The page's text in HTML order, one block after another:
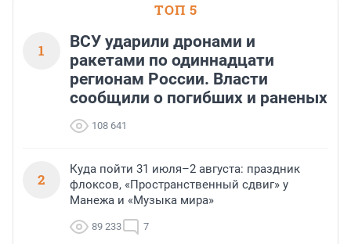
ТОП 5
1
ВСУ ударили дронами и
ракетами по одиннадцати
регионам России. Власти
сообщили о погибших и раненых
108 641
2
Куда пойти 31 июля–2 августа: праздник
флоксов, «Пространственный сдвиг» у
Манежа и «Музыка мира»
89 233 7